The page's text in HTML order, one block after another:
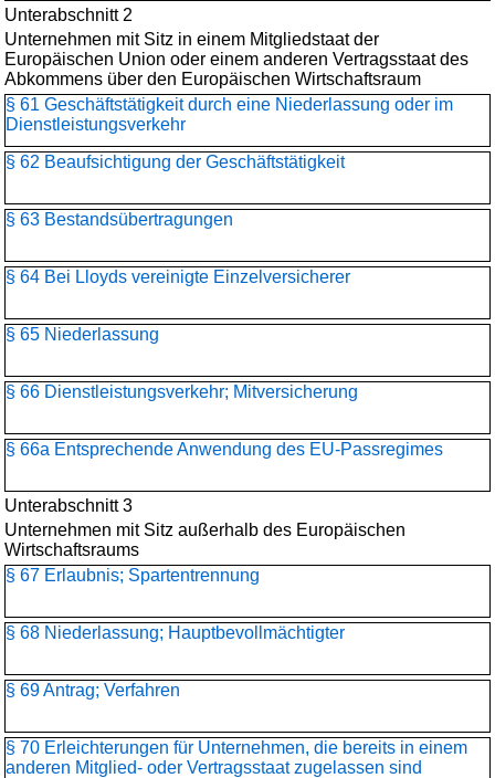
Unterabschnitt 2
Unternehmen mit Sitz in einem Mitgliedstaat der
Europäischen Union oder einem anderen Vertragsstaat des
Abkommens über den Europäischen Wirtschaftsraum
§ 61 Geschäftstätigkeit durch eine Niederlassung oder im
Dienstleistungsverkehr
§ 62 Beaufsichtigung der Geschäftstätigkeit
§ 63 Bestandsübertragungen
§ 64 Bei Lloyds vereinigte Einzelversicherer
§ 65 Niederlassung
§ 66 Dienstleistungsverkehr; Mitversicherung
§ 66a Entsprechende Anwendung des EU-Passregimes
Unterabschnitt 3
Unternehmen mit Sitz außerhalb des Europäischen
Wirtschaftsraums
§ 67 Erlaubnis; Spartentrennung
§ 68 Niederlassung; Hauptbevollmächtigter
§ 69 Antrag; Verfahren
§ 70 Erleichterungen für Unternehmen, die bereits in einem
anderen Mitglied- oder Vertragsstaat zugelassen sind